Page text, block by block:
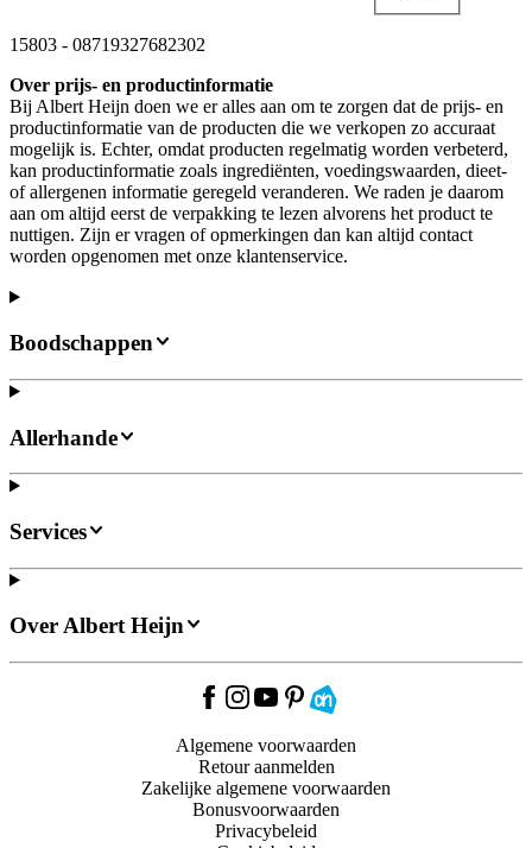
15803 - 08719327682302
Over prijs- en productinformatie
Bij Albert Heijn doen we er alles aan om te zorgen dat de prijs- en
productinformatie van de producten die we verkopen zo accuraat
mogelijk is. Echter, omdat producten regelmatig worden verbeterd,
kan productinformatie zoals ingrediënten, voedingswaarden, dieet-
of allergenen informatie geregeld veranderen. We raden je daarom
aan om altijd eerst de verpakking te lezen alvorens het product te
nuttigen. Zijn er vragen of opmerkingen dan kan altijd contact
worden opgenomen met onze klantenservice.
Boodschappen
Allerhande
Services
Over Albert Heijn
Algemene voorwaarden
Retour aanmelden
Zakelijke algemene voorwaarden
Bonusvoorwaarden
Privacybeleid